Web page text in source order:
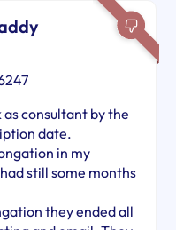
consultant by the
date.
in my
still some months
they ended all